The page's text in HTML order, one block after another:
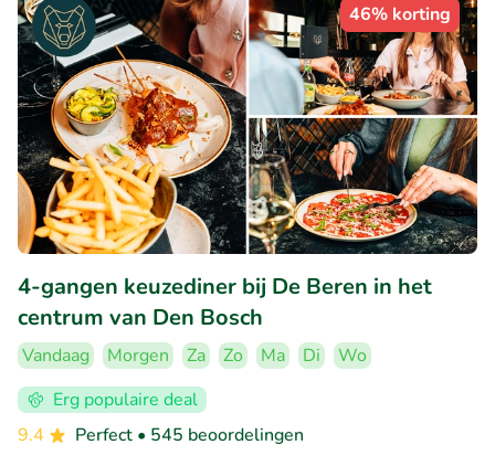
46% korting
4-gangen keuzediner bij De Beren in het
centrum van Den Bosch
Vandaag Morgen Za Zo Ma Di
Wo
Erg populaire deal
9.4
Perfect • 545 beoordelingen